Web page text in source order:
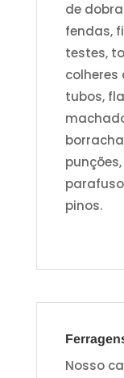
de
fendas,
testes,
colheres
tubos,
pinos.
Nosso